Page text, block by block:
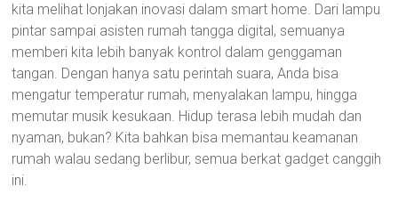
kita melihat lonjakan inovasi dalam smart home. Dari lampu
pintar sampai asisten rumah tangga digital, semuanya
memberi kita lebih banyak kontrol dalam genggaman
tangan. Dengan hanya satu perintah suara, Anda bisa
mengatur temperatur rumah, menyalakan lampu, hingga
memutar musik kesukaan. Hidup terasa lebih mudah dan
nyaman, bukan? Kita bahkan bisa memantau keamanan
rumah walau sedang berlibur, semua berkat gadget canggih
ini.